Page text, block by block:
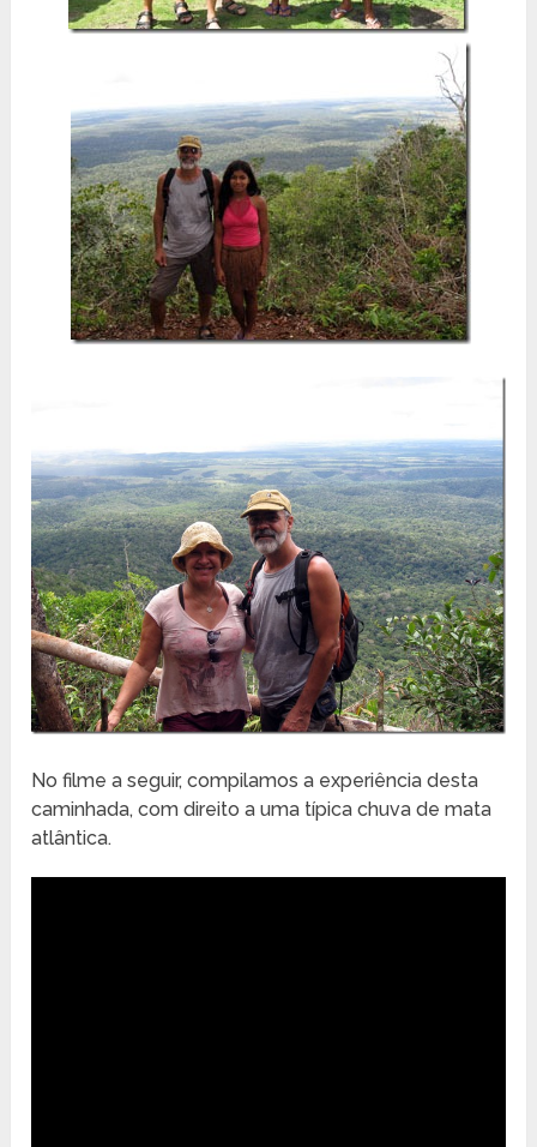
No filme a seguir, compilamos a experiência desta
caminhada, com direito a uma típica chuva de mata
atlântica.